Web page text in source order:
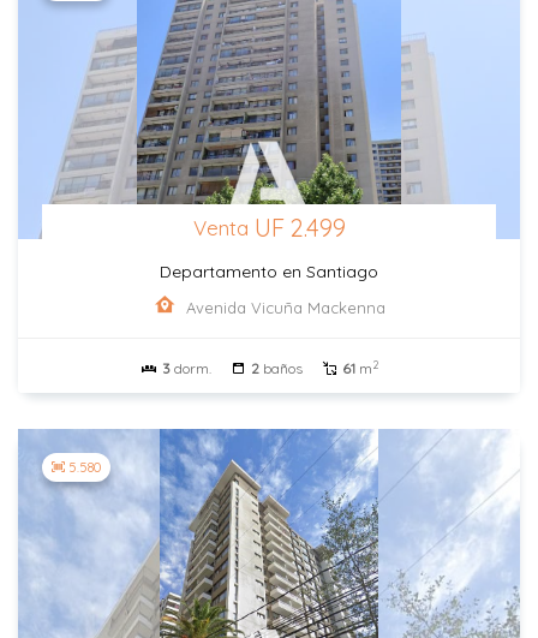
Venta UF 2.499
Departamento en Santiago
Avenida Vicuña Mackenna
3dorm. 2baños 61m2
5.580